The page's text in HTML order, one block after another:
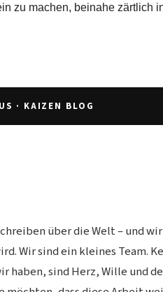
zu machen, beinahe zärtlich
· KAIZEN BLOG
über die Welt – und
Wir sind ein kleines Team.
haben, sind Herz, Wille und